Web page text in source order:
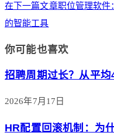
在下一篇文章职位管理软件
的智能工具
你可能也喜欢
招聘周期过长？从平
2026年7月17日
HR配置回滚机制：为